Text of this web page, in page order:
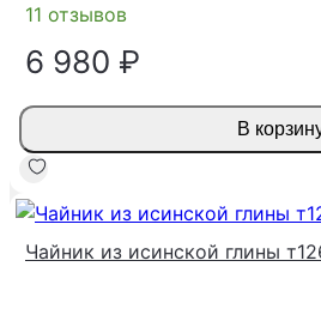
11 отзывов
6 980 ₽
В
Чайник из исинской глины